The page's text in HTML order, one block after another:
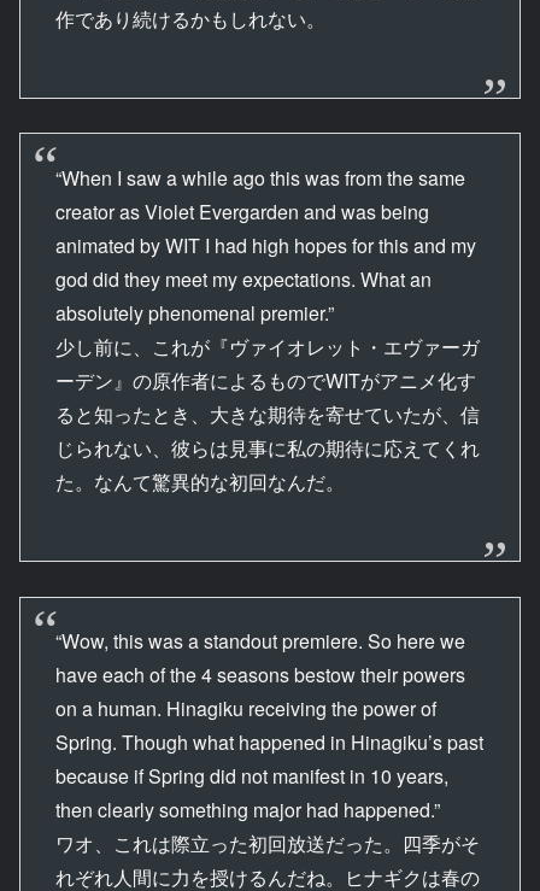
作であり続けるかもしれない。
“When I saw a while ago this was from the same
creator as Violet Evergarden and was being
animated by WIT I had high hopes for this and my
god did they meet my expectations. What an
absolutely phenomenal premier.”
少し前に、これが『ヴァイオレット・エヴァーガ
ーデン』の原作者によるものでWITがアニメ化す
ると知ったとき、大きな期待を寄せていたが、信
じられない、彼らは見事に私の期待に応えてくれ
た。なんて驚異的な初回なんだ。
“Wow, this was a standout premiere. So here we
have each of the 4 seasons bestow their powers
on a human. Hinagiku receiving the power of
Spring. Though what happened in Hinagiku’s past
because if Spring did not manifest in 10 years,
then clearly something major had happened.”
ワオ、これは際立った初回放送だった。四季がそ
れぞれ人間に力を授けるんだね。ヒナギクは春の